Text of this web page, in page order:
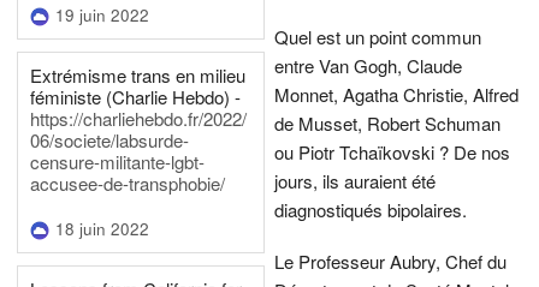
19 juin 2022
Extrémisme trans en milieu
féministe (Charlie Hebdo) -
https://charliehebdo.fr/2022/
06/societe/labsurde-
censure-militante-lgbt-
accusee-de-transphobie/
18 juin 2022
Quel est un point commun
entre Van Gogh, Claude
Monnet, Agatha Christie, Alfred
de Musset, Robert Schuman
ou Piotr Tchaïkovski ? De nos
jours, ils auraient été
diagnostiqués bipolaires.
Le Professeur Aubry, Chef du